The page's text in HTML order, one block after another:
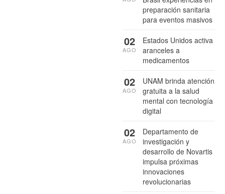
preparación sanitaria
para eventos masivos
Estados Unidos activa
aranceles a
medicamentos
02
AGO
UNAM brinda atención
gratuita a la salud
mental con tecnología
digital
02
AGO
Departamento de
investigación y
desarrollo de Novartis
impulsa próximas
innovaciones
revolucionarias
02
AGO